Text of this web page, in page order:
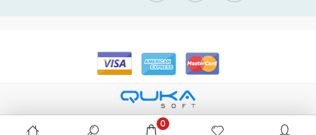
17. Yıldız Meyvesi Fidanı Organik Yetiştirilebilir mi?
18. Yıldız Meyvesi Fidanı Türkiye’de Nerede
0